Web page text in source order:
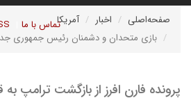
تماس با ما صفحه‌اصلی اخبار
آمریکا
بازی متحدان و دشمنان رئیس جمهوری
پرونده فارن افرز از بازگشت